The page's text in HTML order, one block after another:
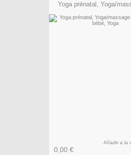
Yoga prénatal, Yoga/
0,00 €
Añadir a la